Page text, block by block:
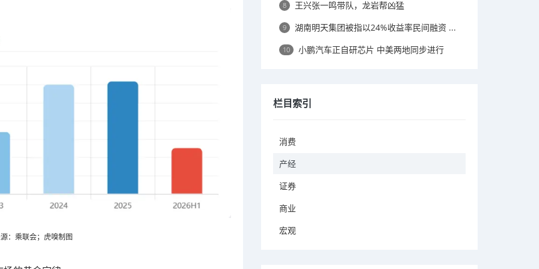
：乘联会；虎嗅制图
8 王兴张一鸣带队，龙岩帮凶猛
9 湖南明天集团被指以24%收益率民间融资 ...
10 小鹏汽车正自研芯片 中美两地同步进行
栏目索引
消费
产经
证券
商业
宏观